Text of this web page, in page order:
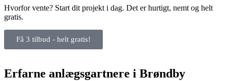
Hvorfor vente? Start dit projekt i dag. Det er hurtigt, nemt og helt
gratis.
Få 3 tilbud - helt gratis!
Erfarne anlægsgartnere i Brøndby